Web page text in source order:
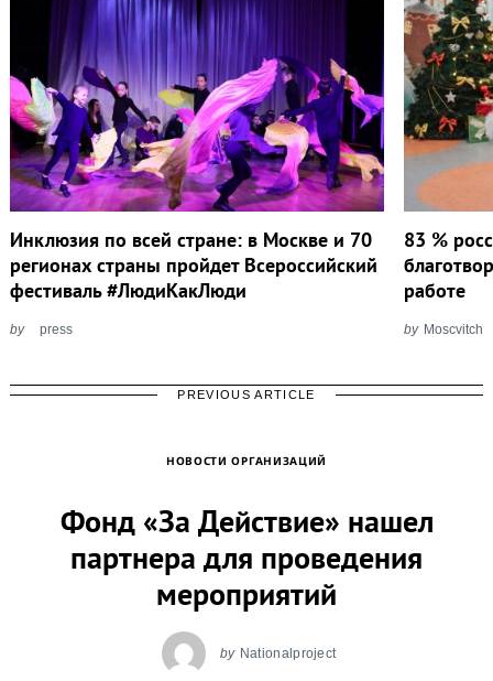
Инклюзия по всей стране: в Москве и 70
регионах страны пройдет Всероссийский
фестиваль #ЛюдиКакЛюди
by press
83 %
работе
by Moscvitch
PREVIOUS ARTICLE
НОВОСТИ ОРГАНИЗАЦИЙ
Фонд «За Действие» нашел
партнера для проведения
мероприятий
by Nationalproject